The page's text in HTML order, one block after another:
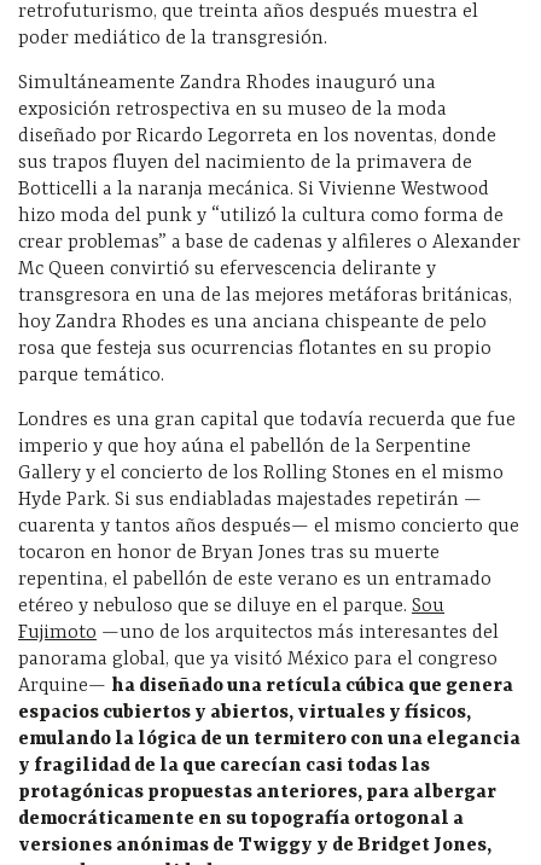
retrofuturismo, que treinta años después muestra el
poder mediático de la transgresión.
Simultáneamente Zandra Rhodes inauguró una
exposición retrospectiva en su museo de la moda
diseñado por Ricardo Legorreta en los noventas, donde
sus trapos fluyen del nacimiento de la primavera de
Botticelli a la naranja mecánica. Si Vivienne Westwood
hizo moda del punk y “utilizó la cultura como forma de
crear problemas” a base de cadenas y alfileres o Alexander
Mc Queen convirtió su efervescencia delirante y
transgresora en una de las mejores metáforas británicas,
hoy Zandra Rhodes es una anciana chispeante de pelo
rosa que festeja sus ocurrencias flotantes en su propio
parque temático.
Londres es una gran capital que todavía recuerda que fue
imperio y que hoy aúna el pabellón de la Serpentine
Gallery y el concierto de los Rolling Stones en el mismo
Hyde Park. Si sus endiabladas majestades repetirán —
cuarenta y tantos años después— el mismo concierto que
tocaron en honor de Bryan Jones tras su muerte
repentina, el pabellón de este verano es un entramado
etéreo y nebuloso que se diluye en el parque. Sou
Fujimoto —uno de los arquitectos más interesantes del
panorama global, que ya visitó México para el congreso
Arquine— ha diseñado una retícula cúbica que genera
espacios cubiertos y abiertos, virtuales y físicos,
emulando la lógica de un termitero con una elegancia
y fragilidad de la que carecían casi todas las
protagónicas propuestas anteriores, para albergar
democráticamente en su topografía ortogonal a
versiones anónimas de Twiggy y de Bridget Jones,